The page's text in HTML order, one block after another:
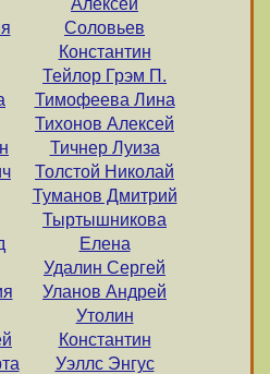
Алексей
Соловьев
Константин
Тейлор Грэм П.
Тимофеева Лина
Тихонов Алексей
Тичнер Луиза
Толстой Николай
Туманов Дмитрий
Тыртышникова
Елена
Удалин Сергей
Уланов Андрей
Утолин
Константин
Уэллс Энгус